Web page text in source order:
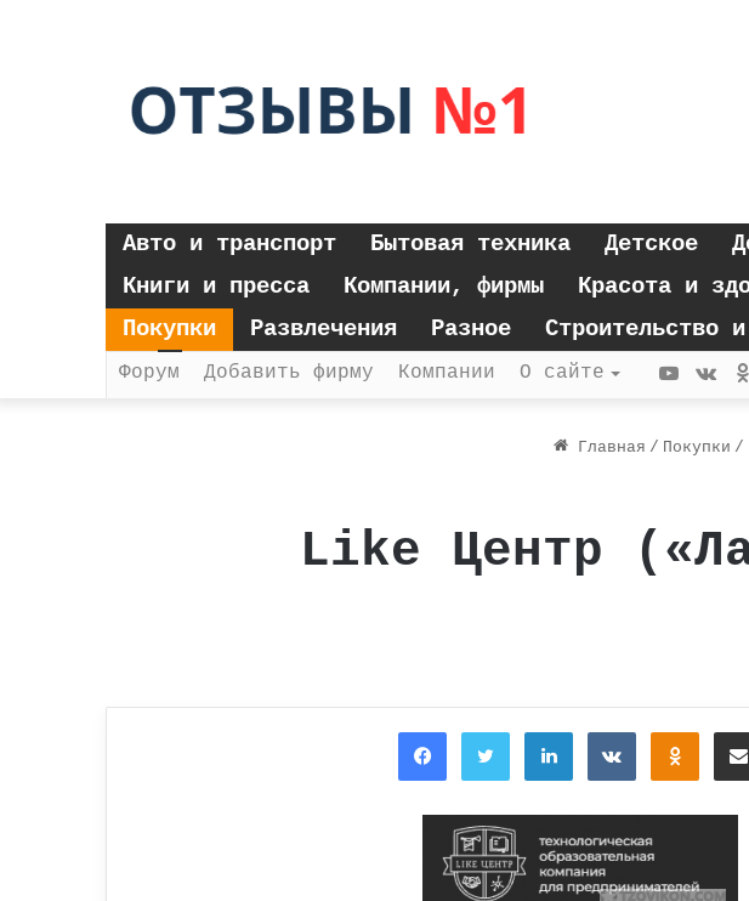
Авто и транспорт Бытовая техника Детское
Книги и пресса
Компании, фирмы Красота и
Покупки
Развлечения Разное Строительство
Форум Добавить фирму Компании О сайте
Главная / Покупки /
Like Центр
FacebookTwitterLinkedInВконтакте